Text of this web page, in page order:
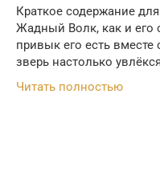
Краткое содержание
Жадный Волк, как и его
привык его есть
зверь настолько
Читать полностью